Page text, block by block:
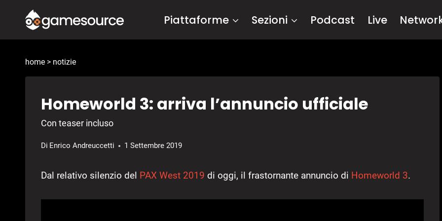
contenuto
Piattaforme Sezioni Podcast Live
home > notizie
Homeworld 3: arriva l’annuncio ufficiale
Con teaser incluso
Di Enrico Andreuccetti 1 Settembre 2019
Dal relativo silenzio del PAX West 2019 di oggi, il frastornante annuncio di Homeworld 3.